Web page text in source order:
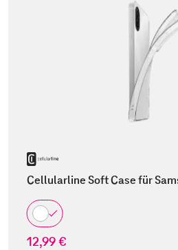
Cellularline Soft Case für
12,99 €